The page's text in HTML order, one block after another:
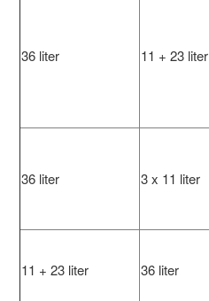
36 liter 11 + 23 liter
36 liter 3 x 11 liter
11 + 23 liter 36 liter